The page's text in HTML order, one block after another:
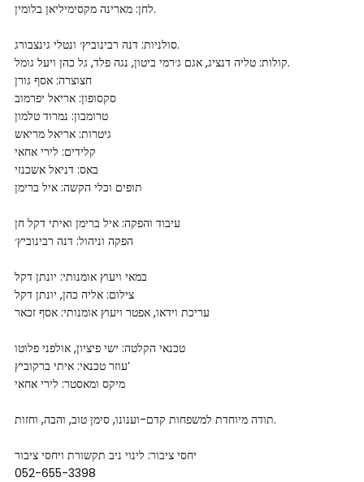
לחן: מארינה מקסימיליאן בלומין.
סולניות: דנה רבינוביץ׳ ונטלי גינצבורג.
קולות: טליה דנציג, אגם ג׳רמי ביטון, נגה פלד, גל כהן ויעל גומל.
חצוצרה: אסף גורן
סקסופון: אריאל יפרמוב
טרומבון: נמרוד טלמון
גיטרות: אריאל מריאש
קלידים: לירי אחאי
באס: דניאל אשכנזי
תופים וכלי הקשה: איל ברימן
עיבוד והפקה: איל ברימן ואיתי דקל חן
הפקה וניהול: דנה רבינוביץ׳
במאי ויעוץ אומנותי: יונתן דקל
צילום: אליה כהן, יונתן דקל
עריכת וידאו, אפטר ויעוץ אומנותי: אסף זכאר
טכנאי הקלטה: ישי פיציון, אולפני פלוטו
עוזר טכנאי: איתי ברקוביץ’
מיקס ומאסטר: לירי אחאי
תודה מיוחדת למשפחות קדם-וענונו, סימן טוב, והבה, וחזות.
יחסי ציבור: לינוי ניב תקשורת ויחסי ציבור
052-655-3398